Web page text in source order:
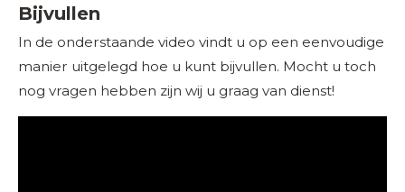
Bijvullen
In de onderstaande video vindt u op een eenvoudige
manier uitgelegd hoe u kunt bijvullen. Mocht u toch
nog vragen hebben zijn wij u graag van dienst!